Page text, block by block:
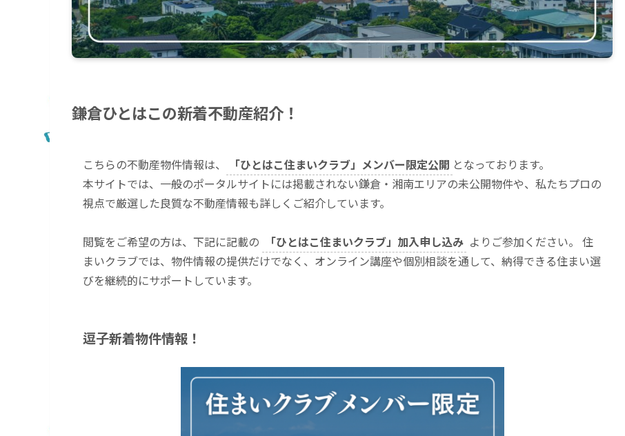
鎌倉ひとはこの新着不動産紹介！
こちらの不動産物件情報は、 「ひとはこ住まいクラブ」メンバー限定公開 となっております。
本サイトでは、一般のポータルサイトには掲載されない鎌倉・湘南エリアの未公開物件や、私たちプロの
視点で厳選した良質な不動産情報も詳しくご紹介しています。
閲覧をご希望の方は、下記に記載の 「ひとはこ住まいクラブ」加入申し込み よりご参加ください。 住
まいクラブでは、物件情報の提供だけでなく、オンライン講座や個別相談を通して、納得できる住まい選
びを継続的にサポートしています。
逗子新着物件情報！